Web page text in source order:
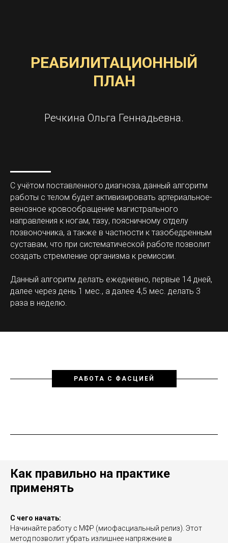
РЕАБИЛИТАЦИОННЫЙ
ПЛАН
Речкина Ольга Геннадьевна.
С учётом поставленного диагноза, данный алгоритм
работы с телом будет активизировать артериальное-
венозное кровообращение магистрального
направления к ногам, тазу, поясничному отделу
позвоночника, а также в частности к тазобедренным
суставам, что при систематической работе позволит
создать стремление организма к ремиссии.
Данный алгоритм делать ежедневно, первые 14 дней,
далее через день 1 мес., а далее 4,5 мес. делать 3
раза в неделю.
РАБОТА С ФАСЦИЕЙ
Как правильно на практике
применять
С чего начать:
Начинайте работу с МФР (миофасциальный релиз). Этот
метод позволит убрать излишнее напряжение в